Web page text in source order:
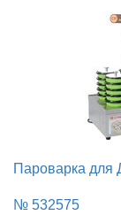
Пароварка для
№ 532575